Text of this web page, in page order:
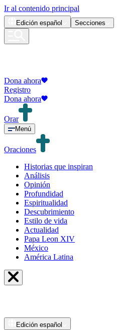
Ir al contenido principal
Edición español Secciones
Dona ahora
Registro
Dona ahora
Orar
Menú
Oraciones
Historias que inspiran
Análisis
Opinión
Profundidad
Espiritualidad
Descubrimiento
Estilo de vida
Actualidad
Papa Leon XIV
México
América Latina
Edición español